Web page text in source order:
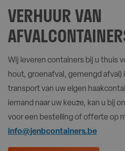
VERHUUR VAN
Wij leveren containers bij u thuis
hout, groenafval, gemengd afval)
transport van uw eigen
iemand naar uw keuze, kan u bij
voor een bestelling of offerte op
info@jenbcontainers.be